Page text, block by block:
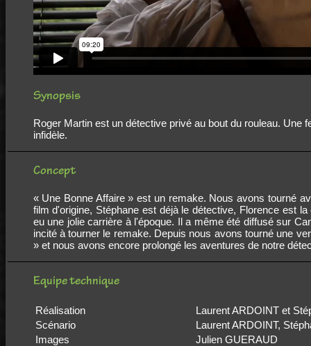
Synopsis
Roger Martin est un détective privé au bout du rouleau.
infidèle.
Concept
« Une Bonne Affaire » est un remake. Nous avons tourné
film d'origine, Stéphane est déjà le détective, Florence est
eu une jolie carrière à l'époque. Il a même été diffusé sur
incité à tourner le remake. Depuis nous avons tourné une
» et nous avons encore prolongé les aventures de notre
Equipe technique
Réalisation
Laurent ARDOINT et
Scénario
Laurent ARDOINT,
Images
Julien GUERAUD